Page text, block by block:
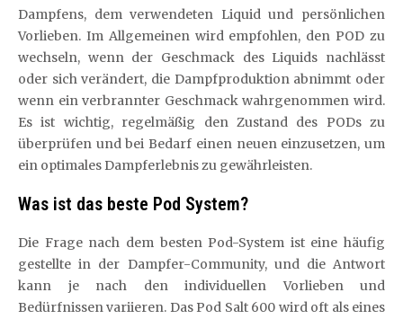
Dampfens, dem verwendeten Liquid und persönlichen
Vorlieben. Im Allgemeinen wird empfohlen, den POD zu
wechseln, wenn der Geschmack des Liquids nachlässt
oder sich verändert, die Dampfproduktion abnimmt oder
wenn ein verbrannter Geschmack wahrgenommen wird.
Es ist wichtig, regelmäßig den Zustand des PODs zu
überprüfen und bei Bedarf einen neuen einzusetzen, um
ein optimales Dampferlebnis zu gewährleisten.
Was ist das beste Pod System?
Die Frage nach dem besten Pod-System ist eine häufig
gestellte in der Dampfer-Community, und die Antwort
kann je nach den individuellen Vorlieben und
Bedürfnissen variieren. Das Pod Salt 600 wird oft als eines